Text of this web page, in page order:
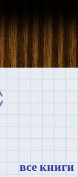
все книги